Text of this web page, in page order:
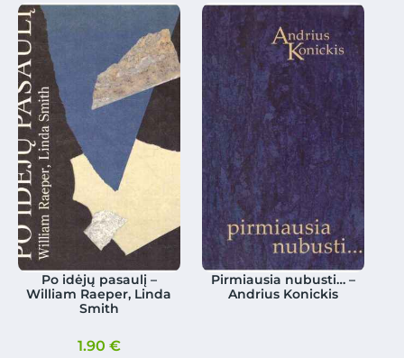
Po idėjų pasaulį –
William Raeper, Linda
Smith
1.90 €
Pirmiausia nubusti… –
Andrius Konickis